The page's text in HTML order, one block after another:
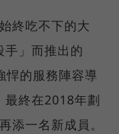
終吃不下的大
」而推出的
的服務陣容導
最終在2018年劃
添一名新成員。